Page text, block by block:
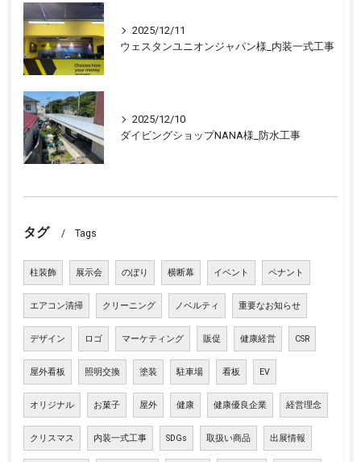
2025/12/11
ウェスタンユニオンジャパン様_内装一式工事
2025/12/10
ダイビングショップNANA様_防水工事
タグ Tags
柱装飾 展示会 のぼり 横断幕 イベント ペナント
エアコン清掃 クリーニング ノベルティ 重要なお知らせ
デザイン ロゴ マーケティング 販促 健康経営 CSR
屋外看板 照明交換 塗装 駐車場 看板 EV
オリジナル お菓子 屋外 健康 健康優良企業 経営理念
クリスマス 内装一式工事 SDGs 取扱い商品 出展情報